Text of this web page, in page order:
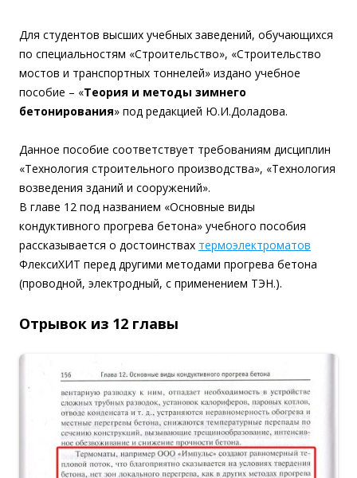
Для студентов высших учебных заведений, обучающихся
по специальностям «Строительство», «Строительство
мостов и транспортных тоннелей» издано учебное
пособие – «Теория и методы зимнего
бетонирования» под редакцией Ю.И.Доладова.
Данное пособие соответствует требованиям дисциплин
«Технология строительного производства», «Технология
возведения зданий и сооружений».
В главе 12 под названием «Основные виды
кондуктивного прогрева бетона» учебного пособия
рассказывается о достоинствах термоэлектроматов
ФлексиХИТ перед другими методами прогрева бетона
(проводной, электродный, с применением ТЭН.).
Отрывок из 12 главы